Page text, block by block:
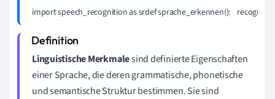
import speech_recognition as srdef sprache_erkennen():
Linguistische Merkmalesind definierte Eigenschaften
einer Sprache, die deren grammatische, phonetische
und semantische Struktur bestimmen. Sie sind